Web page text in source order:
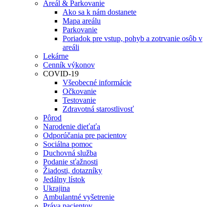
Areál & Parkovanie
Ako sa k nám dostanete
Mapa areálu
Parkovanie
Poriadok pre vstup, pohyb a zotrvanie osôb v
areáli
Lekárne
Cenník výkonov
COVID-19
Všeobecné informácie
Očkovanie
Testovanie
Zdravotná starostlivosť
Pôrod
Narodenie dieťaťa
Odporúčania pre pacientov
Sociálna pomoc
Duchovná služba
Podanie sťažnosti
Žiadosti, dotazníky
Jedálny lístok
Ukrajina
Ambulantné vyšetrenie